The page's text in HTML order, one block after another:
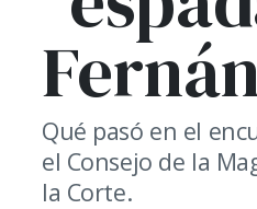
Qué pasó en el
el Consejo de la
la Corte.